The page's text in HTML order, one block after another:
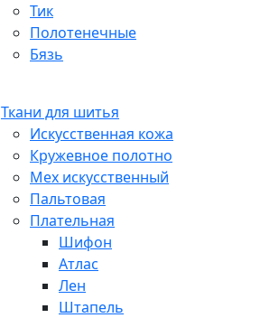
Тик
Полотенечные
Бязь
Ткани для шитья
Искусственная кожа
Кружевное полотно
Мех искусственный
Пальтовая
Плательная
Шифон
Атлас
Лен
Штапель